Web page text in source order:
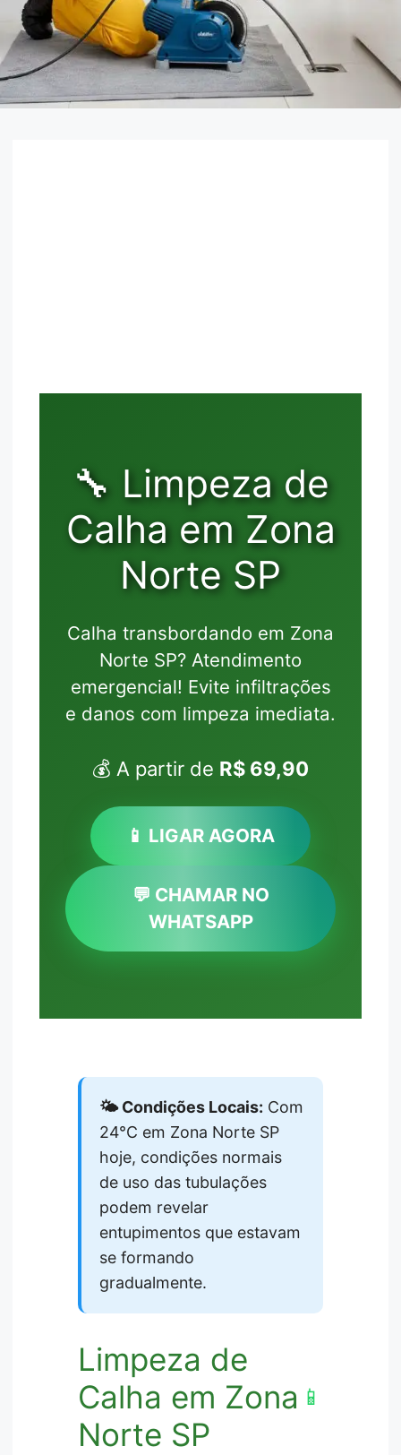
🔧 Limpeza de
Calha em Zona
Norte SP
Calha transbordando em Zona
Norte SP? Atendimento
emergencial! Evite infiltrações
e danos com limpeza imediata.
💰 A partir de R$ 69,90
📱 LIGAR AGORA
💬 CHAMAR NO
WHATSAPP
🌤️ Condições Locais: Com
24°C em Zona Norte SP
hoje, condições normais
de uso das tubulações
podem revelar
entupimentos que estavam
se formando
gradualmente.
Limpeza de
Calha em Zona
Norte SP
📱